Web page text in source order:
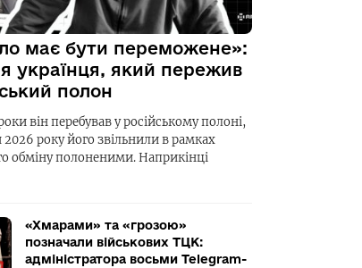
має бути переможене»:
українця, який пережив
полон
він перебував у російському полоні,
2026 року його звільнили в рамках
обміну полоненими. Наприкінці
«Хмарами» та «грозою»
позначали військових ТЦК:
адміністратора восьми Telegram-